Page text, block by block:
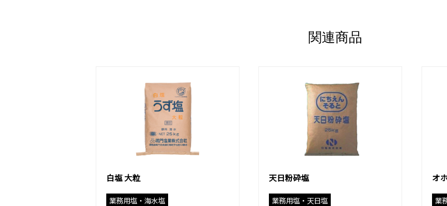
関連商品
白塩 大粒
業務用塩・海水塩
天日粉砕塩
業務用塩・天日塩
オ
業